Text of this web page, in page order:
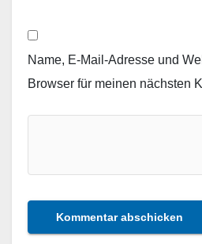
Name, E-Mail-Adresse und
Browser für meinen nächsten